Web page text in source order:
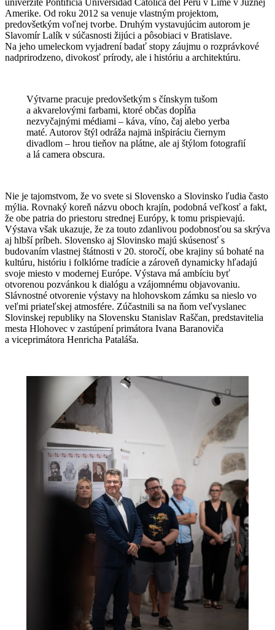
Amerike. Od roku 2012 sa venuje vlastným projektom,
predovšetkým voľnej tvorbe. Druhým vystavujúcim autorom je
Slavomír Lalík v súčasnosti žijúci a pôsobiaci v Bratislave.
Na jeho umeleckom vyjadrení badať stopy záujmu o rozprávkové
nadprirodzeno, divokosť prírody, ale i históriu a architektúru.
Výtvarne pracuje predovšetkým s čínskym tušom
a akvarelovými farbami, ktoré občas dopĺňa
nezvyčajnými médiami – káva, víno, čaj alebo yerba
maté. Autorov štýl odráža najmä inšpiráciu čiernym
divadlom – hrou tieňov na plátne, ale aj štýlom fotografií
a lá camera obscura.
Nie je tajomstvom, že vo svete si Slovensko a Slovinsko ľudia často
mýlia. Rovnaký koreň názvu oboch krajín, podobná veľkosť a fakt,
že obe patria do priestoru strednej Európy, k tomu prispievajú.
Výstava však ukazuje, že za touto zdanlivou podobnosťou sa skrýva
aj hlbší príbeh. Slovensko aj Slovinsko majú skúsenosť s
budovaním vlastnej štátnosti v 20. storočí, obe krajiny sú bohaté na
kultúru, históriu i folklórne tradície a zároveň dynamicky hľadajú
svoje miesto v modernej Európe. Výstava má ambíciu byť
otvorenou pozvánkou k dialógu a vzájomnému objavovaniu.
Slávnostné otvorenie výstavy na hlohovskom zámku sa nieslo vo
veľmi priateľskej atmosfére. Zúčastnili sa na ňom veľvyslanec
Slovinskej republiky na Slovensku Stanislav Raščan, predstavitelia
mesta Hlohovec v zastúpení primátora Ivana Baranoviča
a viceprimátora Henricha Pataláša.